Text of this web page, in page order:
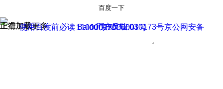
百度一下
正在加载
上滑加载更多 用户反馈
使用百度前必读 Baidu 京ICP证030173号
京公网安备11000002000001号